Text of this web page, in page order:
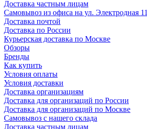
Доставка частным лицам
Самовывоз из офиса на ул. Электродная 11
Доставка почтой
Доставка по России
Курьерская доставка по Москве
Обзоры
Бренды
Как купить
Условия оплаты
Условия доставки
Доставка организациям
Доставка для организаций по России
Доставка для организаций по Москве
Самовывоз с нашего склада
Доставка частным лицам